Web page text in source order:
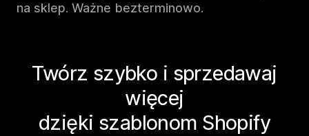
na sklep. Ważne bezterminowo.
Twórz szybko i sprzedawaj
więcej
dzięki szablonom Shopify